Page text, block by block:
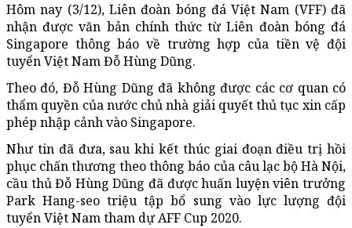
Hôm nay (3/12), Liên đoàn bóng đá Việt Nam (VFF) đã
nhận được văn bản chính thức từ Liên đoàn bóng đá
Singapore thông báo về trường hợp của tiền vệ đội
tuyển Việt Nam Đỗ Hùng Dũng.
Theo đó, Đỗ Hùng Dũng đã không được các cơ quan có
thẩm quyền của nước chủ nhà giải quyết thủ tục xin cấp
phép nhập cảnh vào Singapore.
Như tin đã đưa, sau khi kết thúc giai đoạn điều trị hồi
phục chấn thương theo thông báo của câu lạc bộ Hà Nội,
cầu thủ Đỗ Hùng Dũng đã được huấn luyện viên trưởng
Park Hang-seo triệu tập bổ sung vào lực lượng đội
tuyển Việt Nam tham dự AFF Cup 2020.